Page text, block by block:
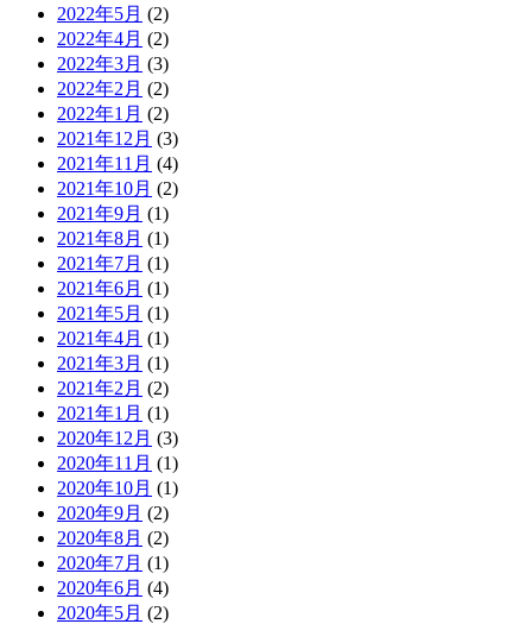
2022年5月 (2)
2022年4月 (2)
2022年3月 (3)
2022年2月 (2)
2022年1月 (2)
2021年12月 (3)
2021年11月 (4)
2021年10月 (2)
2021年9月 (1)
2021年8月 (1)
2021年7月 (1)
2021年6月 (1)
2021年5月 (1)
2021年4月 (1)
2021年3月 (1)
2021年2月 (2)
2021年1月 (1)
2020年12月 (3)
2020年11月 (1)
2020年10月 (1)
2020年9月 (2)
2020年8月 (2)
2020年7月 (1)
2020年6月 (4)
2020年5月 (2)